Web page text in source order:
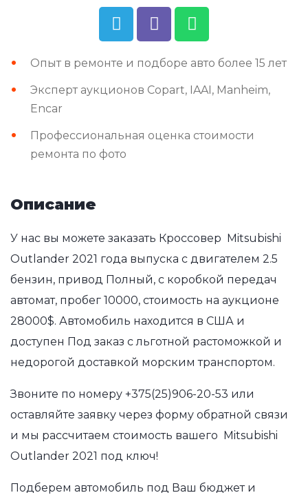
Опыт в ремонте и подборе авто более 15 лет
Эксперт аукционов Copart, IAAI, Manheim,
Encar
Профессиональная оценка стоимости
ремонта по фото
Описание
У нас вы можете заказать Кроссовер Mitsubishi
Outlander 2021 года выпуска с двигателем 2.5
бензин, привод Полный, с коробкой передач
автомат, пробег 10000, стоимость на аукционе
28000$. Автомобиль находится в США и
доступен Под заказ с льготной растоможкой и
недорогой доставкой морским транспортом.
Звоните по номеру +375(25)906-20-53 или
оставляйте заявку через форму обратной связи
и мы рассчитаем стоимость вашего Mitsubishi
Outlander 2021 под ключ!
Подберем автомобиль под Ваш бюджет и